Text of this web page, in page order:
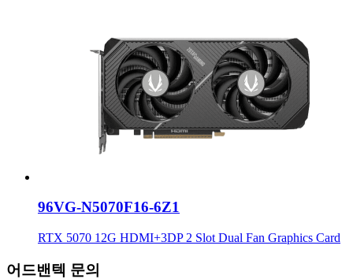
96VG-N5070F16-6Z1
RTX 5070 12G HDMI+3DP 2 Slot Dual Fan Graphics Card
어드밴텍 문의